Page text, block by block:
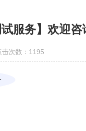
服务】欢迎咨
次数：1195